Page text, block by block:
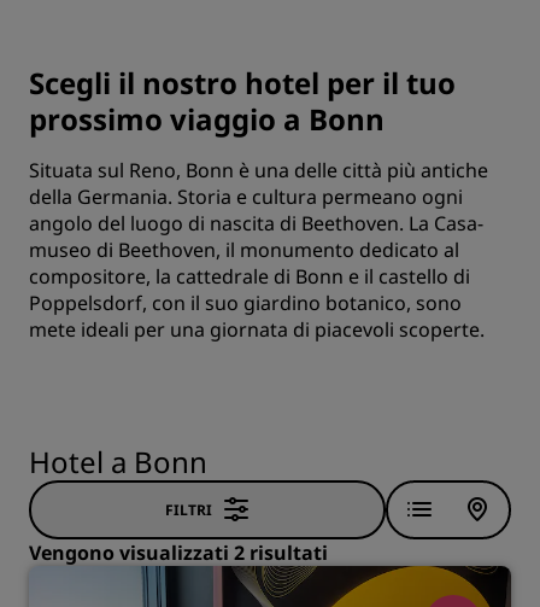
Scegli il nostro hotel per il tuo
prossimo viaggio a Bonn
Situata sul Reno, Bonn è una delle città più antiche
della Germania. Storia e cultura permeano ogni
angolo del luogo di nascita di Beethoven. La Casa-
museo di Beethoven, il monumento dedicato al
compositore, la cattedrale di Bonn e il castello di
Poppelsdorf, con il suo giardino botanico, sono
mete ideali per una giornata di piacevoli scoperte.
Hotel a Bonn
FILTRI
Vengono visualizzati 2 risultati